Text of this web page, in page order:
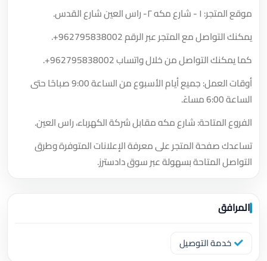
موقع المتجر: ١ - شارع مكه ٢- راس العين شارع القدس.
يمكنك التواصل مع المتجر عبر الرقم+962795838002
.
كما يمكنك التواصل من خلال واتساب+962795838002
.
أوقات العمل: جميع أيام الأسبوع من الساعة 9:00 صباحًا حتى
الساعة 6:00 مساءً.
الفروع المتاحة: شارع مكه مقابل شركة الكهرباء، راس العين.
تساعدك صفحة المتجر على معرفة الإعلانات المتوفرة وطرق
التواصل المتاحة بسهولة عبر سوق دادسترز.
المرافق
خدمة التوصيل